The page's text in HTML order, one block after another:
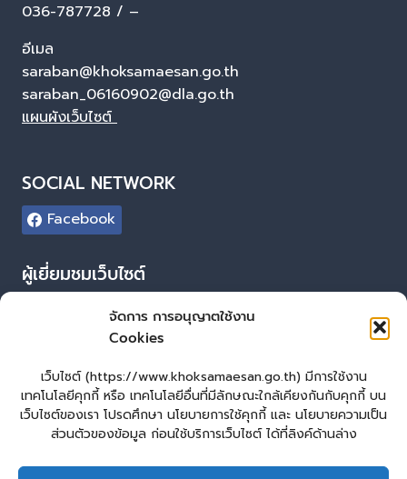
จัดการ การอนุญาตใช้งาน
Cookies
เว็บไซต์ (https://www.khoksamaesan.go.th) มีการใช้งาน
เทคโนโลยีคุกกี้ หรือ เทคโนโลยีอื่นที่มีลักษณะใกล้เคียงกันกับคุกกี้ บน
เว็บไซต์ของเรา โปรดศึกษา นโยบายการใช้คุกกี้ และ นโยบายความเป็น
ส่วนตัวของข้อมูล ก่อนใช้บริการเว็บไซต์ ได้ที่ลิงค์ด้านล่าง
036-787728 / –
อีเมล
saraban@khoksamaesan.go.th
saraban_06160902@dla.go.th
แผนผังเว็บไซต์
SOCIAL NETWORK
Facebook
ผู้เยี่ยมชมเว็บไซต์
109
เข้าสู่ระบบ
จัดทำเว็บไซต์
LopburiWebDesign.co